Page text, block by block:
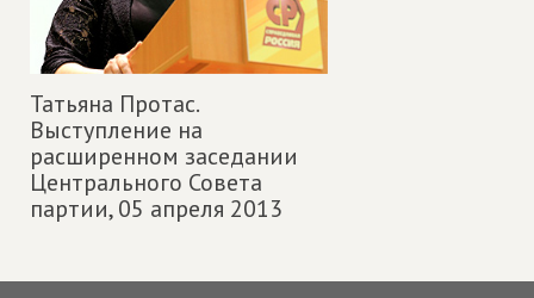
Татьяна Протас.
Выступление на
расширенном заседании
Центрального Совета
партии,05 апреля 2013